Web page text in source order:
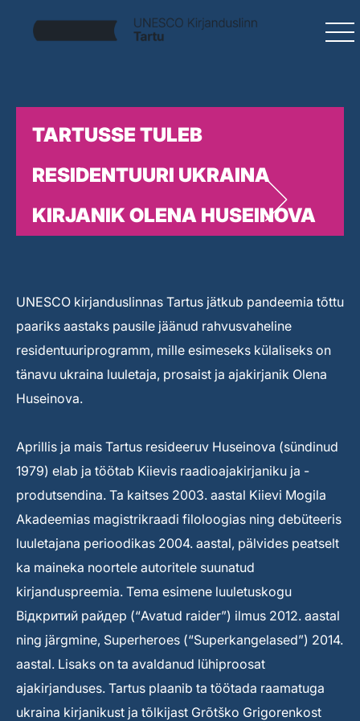
TARTUSSE TULEB
RESIDENTUURI UKRAINA
KIRJANIK OLENA HUSEINOVA
UNESCO kirjanduslinnas Tartus jätkub pandeemia tõttu
paariks aastaks pausile jäänud rahvusvaheline
residentuuriprogramm, mille esimeseks külaliseks on
tänavu ukraina luuletaja, prosaist ja ajakirjanik Olena
Huseinova.
Aprillis ja mais Tartus resideeruv Huseinova (sündinud
1979) elab ja töötab Kiievis raadioajakirjaniku ja -
produtsendina. Ta kaitses 2003. aastal Kiievi Mogila
Akadeemias magistrikraadi filoloogias ning debüteeris
luuletajana perioodikas 2004. aastal, pälvides peatselt
ka maineka noortele autoritele suunatud
kirjanduspreemia. Tema esimene luuletuskogu
Відкритий райдер (“Avatud raider”) ilmus 2012. aastal
ning järgmine, Superheroes (“Superkangelased”) 2014.
aastal. Lisaks on ta avaldanud lühiproosat
ajakirjanduses. Tartus plaanib ta töötada raamatuga
ukraina kirjanikust ja tõlkijast Grõtško Grigorenkost